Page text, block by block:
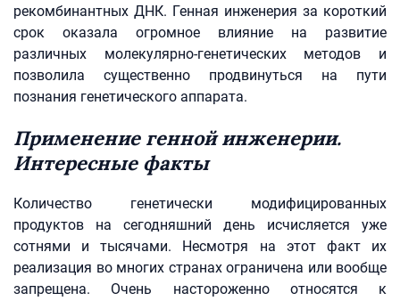
рекомбинантных ДНК. Генная инженерия за короткий
срок оказала огромное влияние на развитие
различных молекулярно-генетических методов и
позволила существенно продвинуться на пути
познания генетического аппарата.
Применение генной инженерии.
Интересные факты
Количество генетически модифицированных
продуктов на сегодняшний день исчисляется уже
сотнями и тысячами. Несмотря на этот факт их
реализация во многих странах ограничена или вообще
запрещена. Очень настороженно относятся к